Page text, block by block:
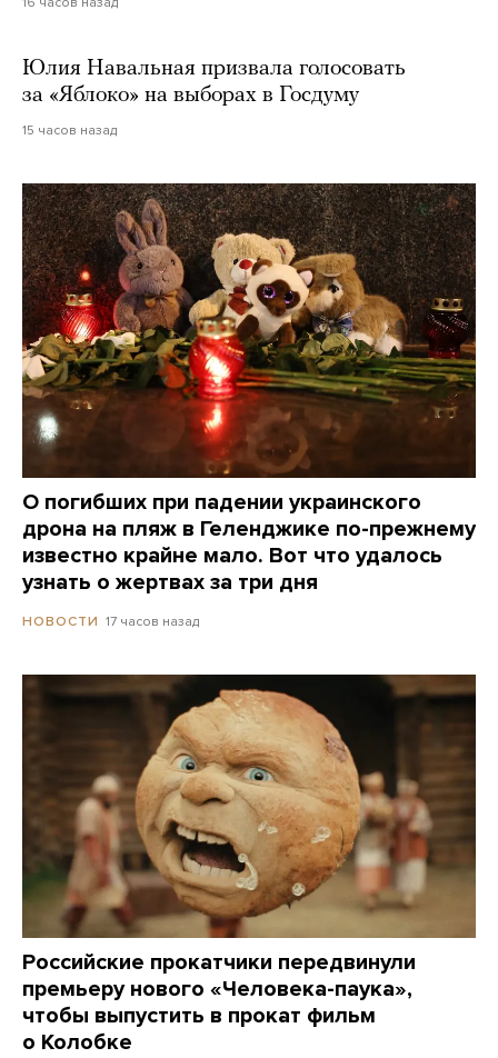
Юлия Навальная призвала голосовать
за «Яблоко» на выборах в Госдуму
15 часов назад
О погибших при падении украинского
дрона на пляж в Геленджике по-прежнему
известно крайне мало. Вот что удалось
узнать о жертвах за три дня
НОВОСТИ 17 часов назад
Российские прокатчики передвинули
премьеру нового «Человека-паука»,
чтобы выпустить в прокат фильм
о Колобке